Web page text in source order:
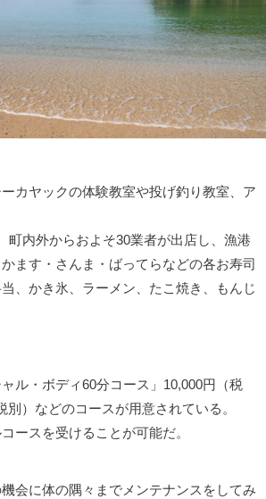
カヤックの体験教室や投げ釣り教室、ア
内外からおよそ30業者が出店し、漁港
ます・さんま・ばってらなどの各お寿司
、かき氷、ラーメン、たこ焼き、もんじ
ル・ボディ60分コース」10,000円（税
）などのコースが用意されている。
ースを受けることが可能だ。
会に体の隅々までメンテナンスをしてみ